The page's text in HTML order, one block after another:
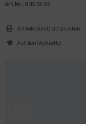
Art.Nr.: HNS-SI-199
Artikeldatenblatt drucken